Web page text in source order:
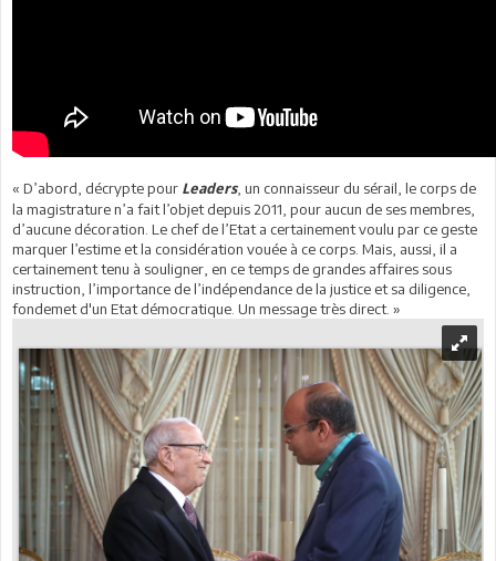
« D’abord, décrypte pour Leaders, un connaisseur du sérail, le corps de
la magistrature n’a fait l’objet depuis 2011, pour aucun de ses membres,
d’aucune décoration. Le chef de l’Etat a certainement voulu par ce geste
marquer l’estime et la considération vouée à ce corps. Mais, aussi, il a
certainement tenu à souligner, en ce temps de grandes affaires sous
instruction, l’importance de l’indépendance de la justice et sa diligence,
fondemet d'un Etat démocratique. Un message très direct. »